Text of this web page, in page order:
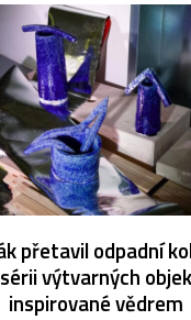
přetavil odpadní
výtvarných
inspirované vědrem